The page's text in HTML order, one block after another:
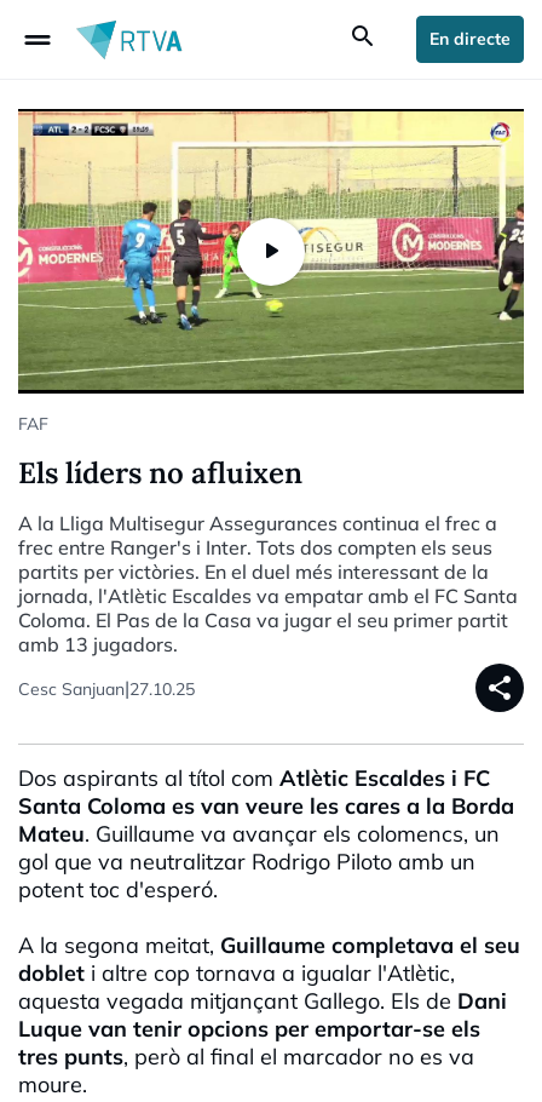
drag_handle search En directe
FAF
Els líders no afluixen
A la Lliga Multisegur Assegurances continua el frec a
frec entre Ranger's i Inter. Tots dos compten els seus
partits per victòries. En el duel més interessant de la
jornada, l'Atlètic Escaldes va empatar amb el FC Santa
Coloma. El Pas de la Casa va jugar el seu primer partit
amb 13 jugadors.
Cesc Sanjuan|27.10.25 share
Dos aspirants al títol com Atlètic Escaldes i FC
Santa Coloma es van veure les cares a la Borda
Mateu. Guillaume va avançar els colomencs, un
gol que va neutralitzar Rodrigo Piloto amb un
potent toc d'esperó.
A la segona meitat, Guillaume completava el seu
doblet i altre cop tornava a igualar l'Atlètic,
aquesta vegada mitjançant Gallego. Els de Dani
Luque van tenir opcions per emportar-se els
tres punts, però al final el marcador no es va
moure.